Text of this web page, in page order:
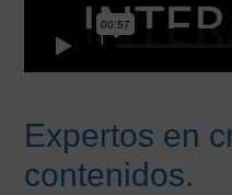
Expertos en
contenidos.